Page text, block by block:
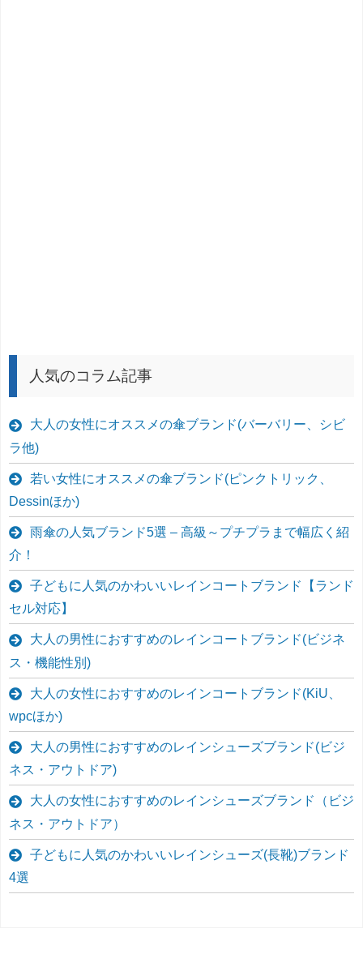
人気のコラム記事
大人の女性にオススメの傘ブランド(バーバリー、シビ
ラ他)
若い女性にオススメの傘ブランド(ピンクトリック、
Dessinほか)
雨傘の人気ブランド5選 – 高級～プチプラまで幅広く紹
介！
子どもに人気のかわいいレインコートブランド【ランド
セル対応】
大人の男性におすすめのレインコートブランド(ビジネ
ス・機能性別)
大人の女性におすすめのレインコートブランド(KiU、
wpcほか)
大人の男性におすすめのレインシューズブランド(ビジ
ネス・アウトドア)
大人の女性におすすめのレインシューズブランド（ビジ
ネス・アウトドア）
子どもに人気のかわいいレインシューズ(長靴)ブランド
4選